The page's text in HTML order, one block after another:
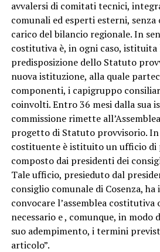
avvalersi di comitati tecnici,
comunali ed esperti esterni,
carico del bilancio regionale. In
costitutiva è, in ogni caso, istituita
predisposizione dello Statuto
nuova istituzione, alla quale
componenti, i capigruppo
coinvolti. Entro 36 mesi dalla sua
commissione rimette
progetto di Statuto provvisorio. In
costituente è istituito un ufficio di
composto dai presidenti dei
Tale ufficio, presieduto dal
consiglio comunale di Cosenza,
convocare l’assemblea costitutiva
necessario e , comunque, in
suo adempimento, i termini
articolo”.